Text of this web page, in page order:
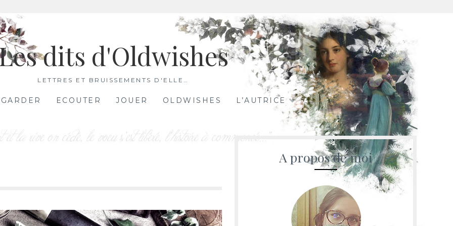
dits d'Oldwishes
LETTRES ET BRUISSEMENTS D'ELLE…
ECOUTER JOUER OLDWISHES L’AUTRICE
A propos de moi